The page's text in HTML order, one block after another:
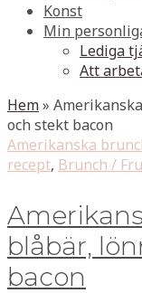
Konst
Min
Lediga
Att
Hem»
och stekt bacon
Amerikanska
recept, Brunch /
blåbär,
bacon